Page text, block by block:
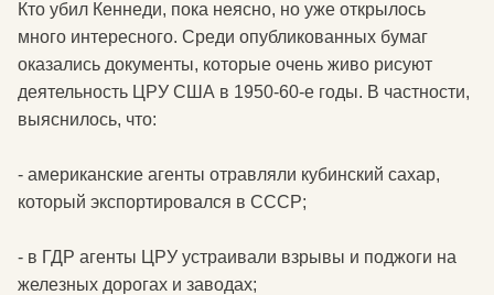
Кто убил Кеннеди, пока неясно, но уже открылось
много интересного. Среди опубликованных бумаг
оказались документы, которые очень живо рисуют
деятельность ЦРУ США в 1950-60-е годы. В частности,
выяснилось, что:
- американские агенты отравляли кубинский сахар,
который экспортировался в СССР;
- в ГДР агенты ЦРУ устраивали взрывы и поджоги на
железных дорогах и заводах;